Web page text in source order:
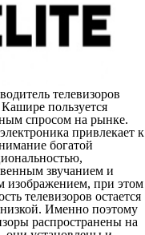
телевизоров
пользуется
спросом на рынке.
привлекает к
богатой
звучанием и
изображением, при этом
телевизоров остается
Именно поэтому
распространены на